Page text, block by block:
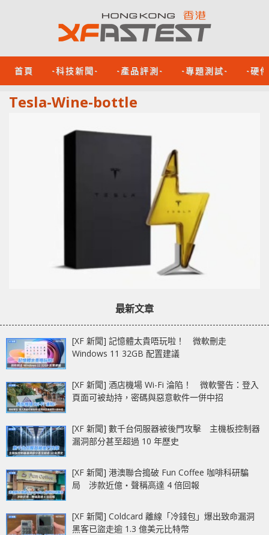
首頁 -科技新聞- -產品評測- -專題測試- -硬
Tesla-Wine-bottle
最新文章
[XF 新聞] 記憶體太貴唔玩啦！ 微軟刪走
Windows 11 32GB 配置建議
[XF 新聞] 酒店機場 Wi-Fi 淪陷！ 微軟警告：登入
頁面可被劫持，密碼與惡意軟件一併中招
[XF 新聞] 數千台伺服器被後門攻擊 主機板控制器
漏洞部分甚至超過 10 年歷史
[XF 新聞] 港澳聯合搗破 Fun Coffee 咖啡科研騙
局 涉款近億‧聲稱高達 4 倍回報
[XF 新聞] Coldcard 離線「冷錢包」爆出致命漏洞
黑客已盜走逾 1.3 億美元比特幣